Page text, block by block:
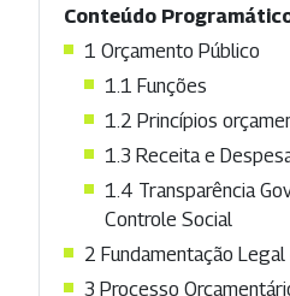
Conteúdo
1 Orçamento Público
1.1 Funções
1.2 Princípios
1.3 Receita e
1.4 Transparência Governamental e
Controle Social
2 Fundamentação
3 Processo